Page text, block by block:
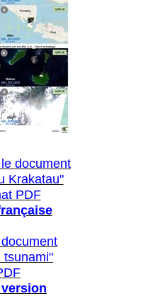
document
Krakatau"
PDF
tsunami"